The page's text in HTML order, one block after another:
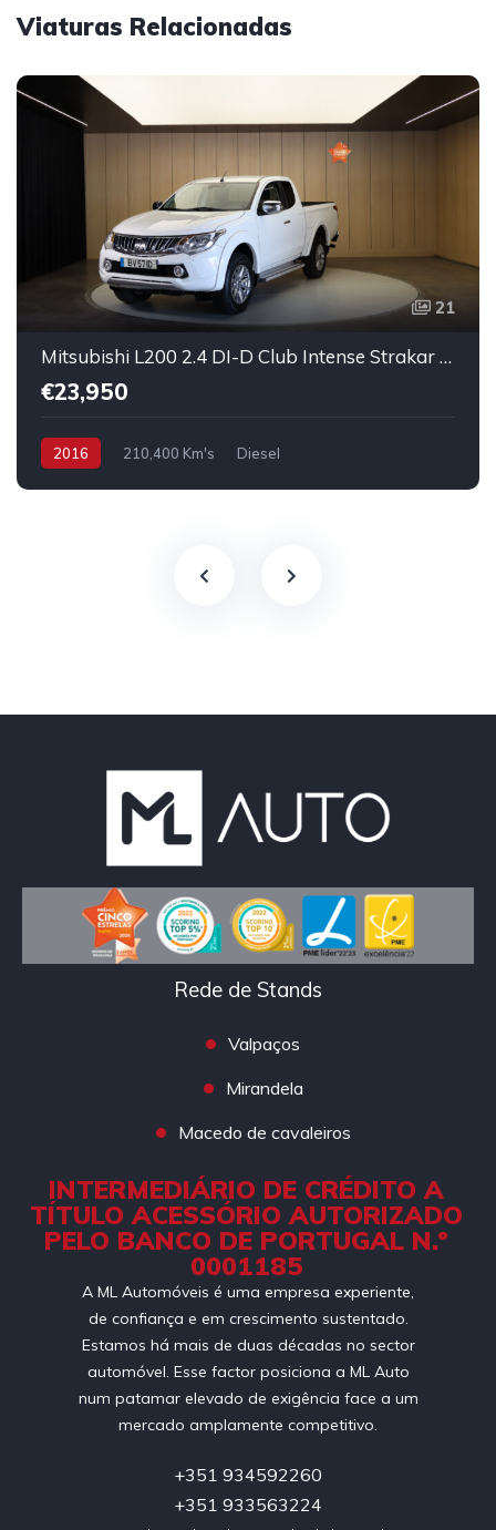
Viaturas Relacionadas
21
Mitsubishi L200 2.4 DI-D Club Intense Strakar 4WD
€23,950
2016 210,400 Km's Diesel
Rede de Stands
Valpaços
Mirandela
Macedo de cavaleiros
INTERMEDIÁRIO DE CRÉDITO A
TÍTULO ACESSÓRIO AUTORIZADO
PELO BANCO DE PORTUGAL N.º
0001185
A ML Automóveis é uma empresa experiente,
de confiança e em crescimento sustentado.
Estamos há mais de duas décadas no sector
automóvel. Esse factor posiciona a ML Auto
num patamar elevado de exigência face a um
mercado amplamente competitivo.
+351 934592260
+351 933563224